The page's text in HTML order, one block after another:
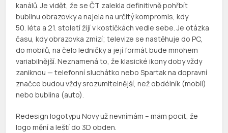
kanálů. Je vidět, že se ČT zalekla definitivně pohřbít
bublinu obrazovky a najela na určitý kompromis, kdy
50. léta a 21. století žijí v kostičkách vedle sebe. Je otázka
času, kdy obrazovka zmizí; televize se nastěhuje do PC,
do mobilů, na čelo ledničky a její formát bude mnohem
variabilnější. Neznamená to, že klasické ikony doby vždy
zaniknou — telefonní sluchátko nebo Spartak na dopravní
značce budou vždy srozumitelnější, než obdélník (mobil)
nebo bublina (auto).
Redesign logotypu Novy už nevnímám – mám pocit, že
logo mění a leští do 3D obden.